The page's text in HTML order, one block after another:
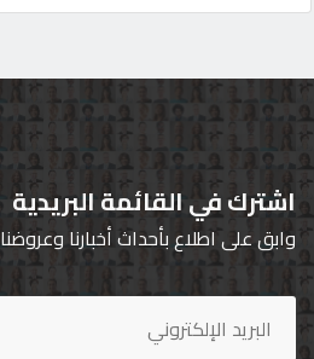
اشترك في القائمة البريدية
وابق على اطلاع بأحداث أخبارنا وعروضنا